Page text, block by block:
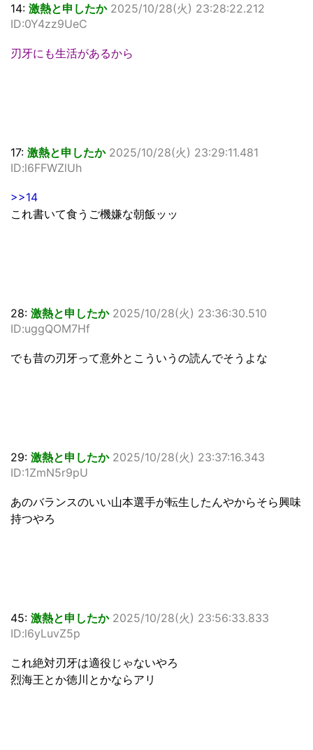
14: 激熱と申したか 2025/10/28(火) 23:28:22.212
ID:0Y4zz9UeC
刃牙にも生活があるから
17: 激熱と申したか 2025/10/28(火) 23:29:11.481
ID:l6FFWZlUh
>>14
これ書いて食うご機嫌な朝飯ッッ
28: 激熱と申したか 2025/10/28(火) 23:36:30.510
ID:uggQOM7Hf
でも昔の刃牙って意外とこういうの読んでそうよな
29: 激熱と申したか 2025/10/28(火) 23:37:16.343
ID:1ZmN5r9pU
あのバランスのいい山本選手が転生したんやからそら興味
持つやろ
45: 激熱と申したか 2025/10/28(火) 23:56:33.833
ID:l6yLuvZ5p
これ絶対刃牙は適役じゃないやろ
烈海王とか徳川とかならアリ